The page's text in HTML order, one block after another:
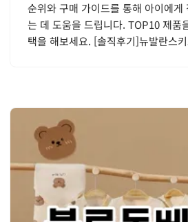
순위와 구매 가이드를 통해 아이에게
는 데 도움을 드립니다. TOP10 제품
택을 해보세요. [솔직후기]뉴발란스